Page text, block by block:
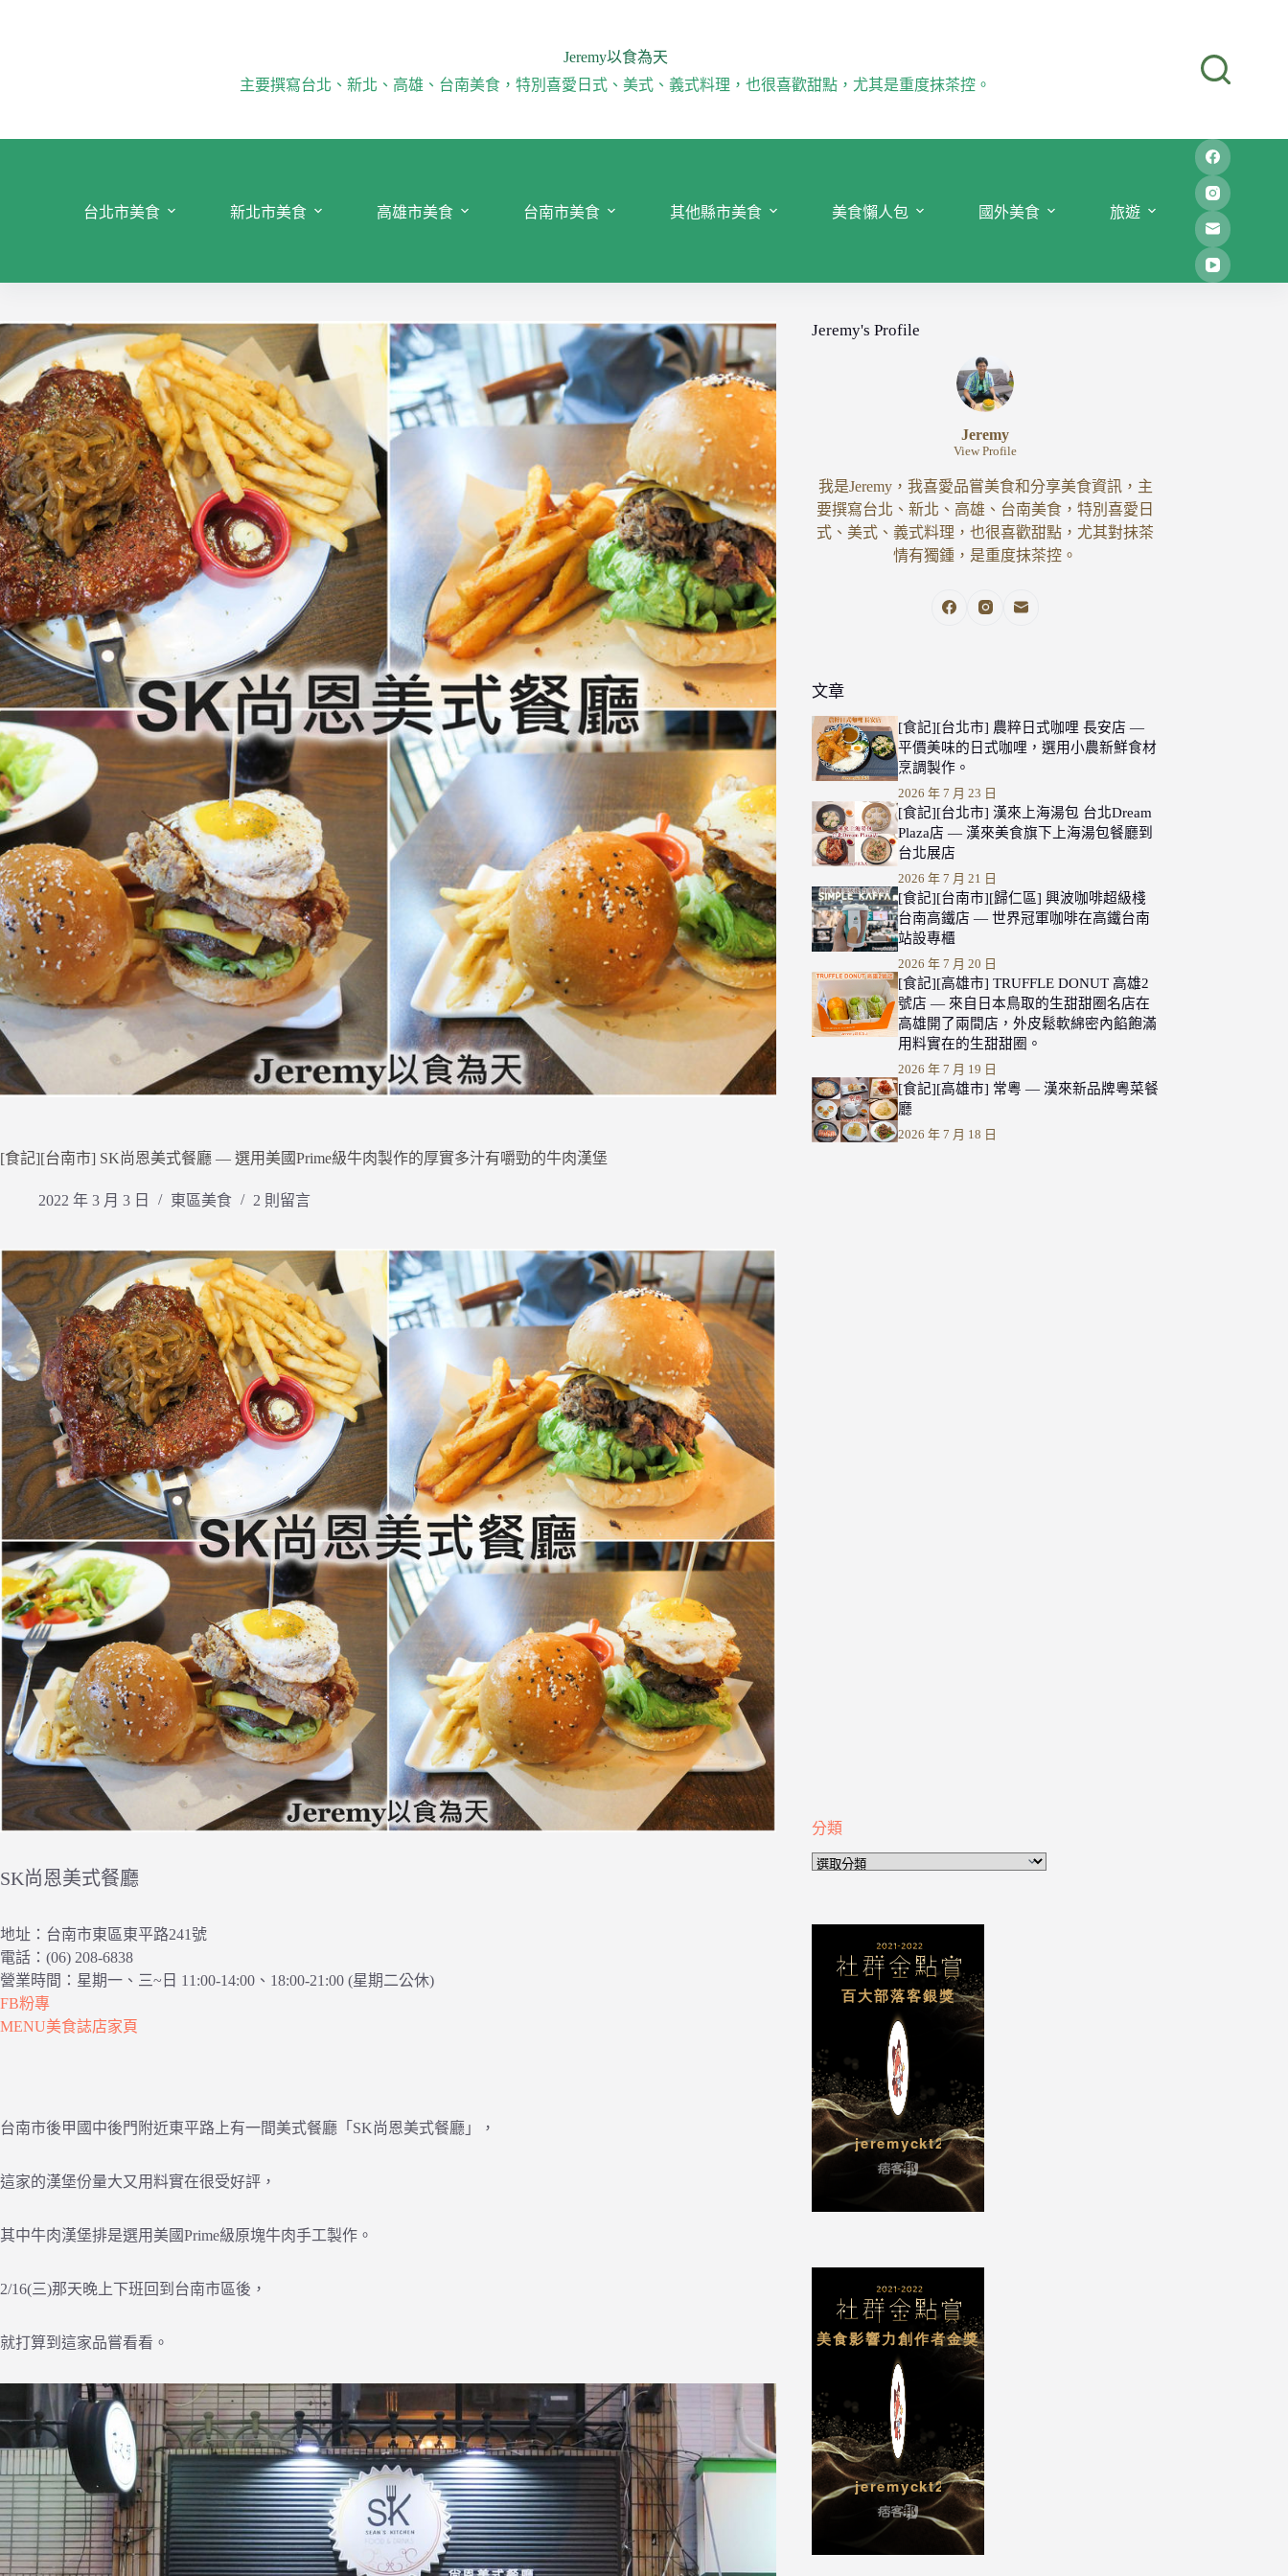
Jeremy以食為天
主要撰寫台北、新北、高雄、台南美食，特別喜愛日式、美式、義式料理，也很喜歡甜點，尤其是重度抹茶控。
台北市美食 新北市美食 高雄市美食 台南市美食 其他縣市美食 美食懶人包 國外美食 旅遊
[食記][台南市] SK尚恩美式餐廳 — 選用美國Prime級牛肉製作的厚實多汁有嚼勁的牛肉漢堡
2022 年 3 月 3 日 東區美食 2 則留言
SK尚恩美式餐廳
地址：台南市東區東平路241號
電話：(06) 208-6838
營業時間：星期一、三~日 11:00-14:00、18:00-21:00 (星期二公休)
FB粉專
MENU美食誌店家頁
台南市後甲國中後門附近東平路上有一間美式餐廳「SK尚恩美式餐廳」，
這家的漢堡份量大又用料實在很受好評，
其中牛肉漢堡排是選用美國Prime級原塊牛肉手工製作。
2/16(三)那天晚上下班回到台南市區後，
就打算到這家品嘗看看。
Jeremy's Profile
Jeremy
View Profile
我是Jeremy，我喜愛品嘗美食和分享美食資訊，主
要撰寫台北、新北、高雄、台南美食，特別喜愛日
式、美式、義式料理，也很喜歡甜點，尤其對抹茶
情有獨鍾，是重度抹茶控。
文章
[食記][台北市] 農粹日式咖哩 長安店 —
平價美味的日式咖哩，選用小農新鮮食材
烹調製作。
2026 年 7 月 23 日
[食記][台北市] 漢來上海湯包 台北Dream
Plaza店 — 漢來美食旗下上海湯包餐廳到
台北展店
2026 年 7 月 21 日
[食記][台南市][歸仁區] 興波咖啡超級棧
台南高鐵店 — 世界冠軍咖啡在高鐵台南
站設專櫃
2026 年 7 月 20 日
[食記][高雄市] TRUFFLE DONUT 高雄2
號店 — 來自日本鳥取的生甜甜圈名店在
高雄開了兩間店，外皮鬆軟綿密內餡飽滿
用料實在的生甜甜圈。
2026 年 7 月 19 日
[食記][高雄市] 常粵 — 漢來新品牌粵菜餐
廳
2026 年 7 月 18 日
分類
分